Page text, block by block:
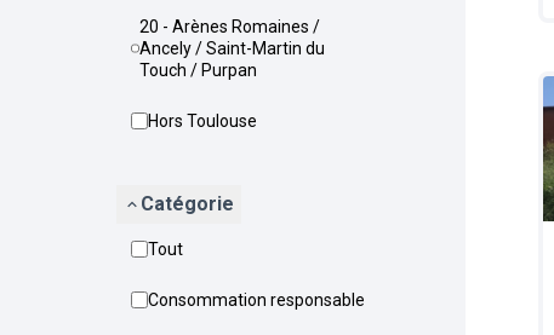
20 - Arènes Romaines /
Ancely / Saint-Martin du
Touch / Purpan
Hors Toulouse
Catégorie
Tout
Consommation responsable